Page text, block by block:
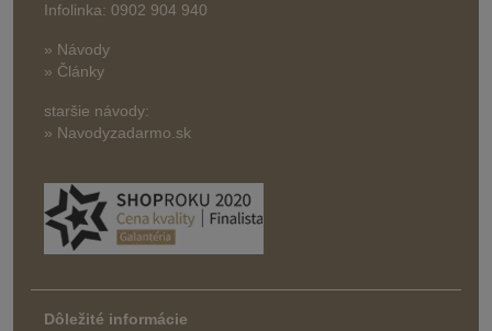
Infolinka: 0902 904 940
» Návody
» Články
staršie návody:
» Navodyzadarmo.sk
Dôležité informácie